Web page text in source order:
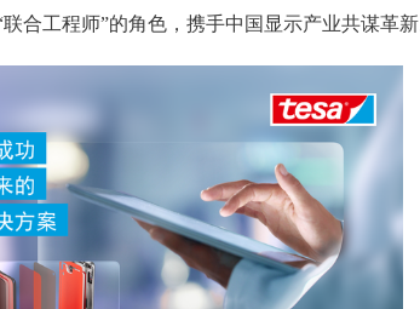
合工程师”的角色，携手中国显示产业共谋革新